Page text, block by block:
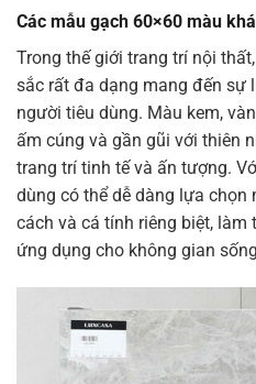
Các mẫu gạch 60×60 màu
Trong thế giới trang trí nội
sắc rất đa dạng mang đến sự
người tiêu dùng. Màu kem,
ấm cúng và gần gũi với thiên
trang trí tinh tế và ấn tượng.
dùng có thể dễ dàng lựa chọn
cách và cá tính riêng biệt,
ứng dụng cho không gian